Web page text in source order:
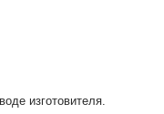
изготовителя.